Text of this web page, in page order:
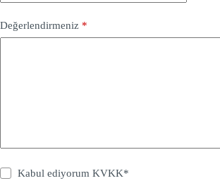
Değerlendirmeniz *
Kabul ediyorumKVKK*